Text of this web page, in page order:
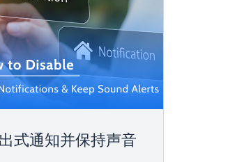
式通知并保持声音